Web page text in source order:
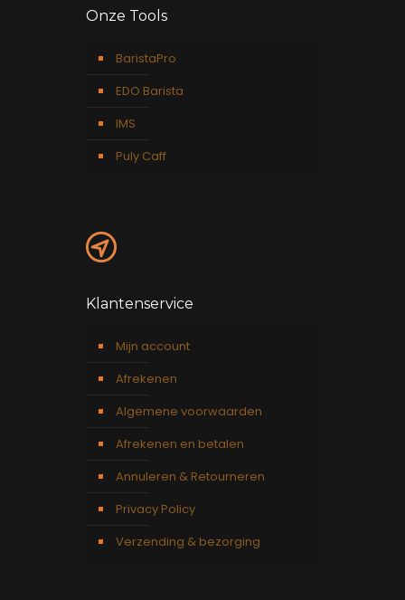
Onze Tools
BaristaPro
EDO Barista
IMS
Puly Caff
Klantenservice
Mijn account
Afrekenen
Algemene voorwaarden
Afrekenen en betalen
Annuleren & Retourneren
Privacy Policy
Verzending & bezorging